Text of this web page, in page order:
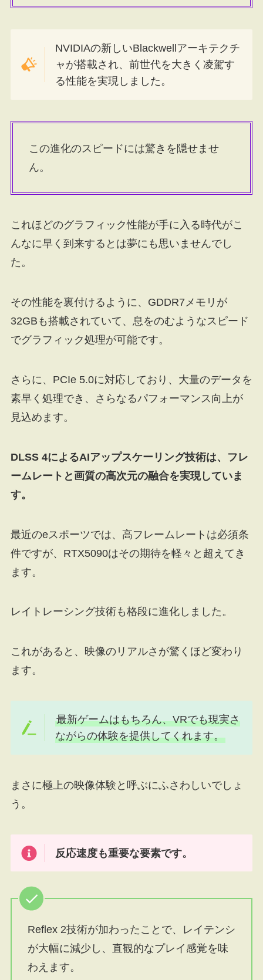
NVIDIAの新しいBlackwellアーキテクチ
ャが搭載され、前世代を大きく凌駕す
る性能を実現しました。
この進化のスピードには驚きを隠せませ
ん。
これほどのグラフィック性能が手に入る時代がこ
んなに早く到来するとは夢にも思いませんでし
た。
その性能を裏付けるように、GDDR7メモリが
32GBも搭載されていて、息をのむようなスピード
でグラフィック処理が可能です。
さらに、PCIe 5.0に対応しており、大量のデータを
素早く処理でき、さらなるパフォーマンス向上が
見込めます。
DLSS 4によるAIアップスケーリング技術は、フレ
ームレートと画質の高次元の融合を実現していま
す。
最近のeスポーツでは、高フレームレートは必須条
件ですが、RTX5090はその期待を軽々と超えてき
ます。
レイトレーシング技術も格段に進化しました。
これがあると、映像のリアルさが驚くほど変わり
ます。
最新ゲームはもちろん、VRでも現実さ
ながらの体験を提供してくれます。
まさに極上の映像体験と呼ぶにふさわしいでしょ
う。
反応速度も重要な要素です。
Reflex 2技術が加わったことで、レイテンシ
が大幅に減少し、直観的なプレイ感覚を味
わえます。